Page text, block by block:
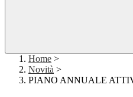
Home >
Novità >
PIANO ANNUALE